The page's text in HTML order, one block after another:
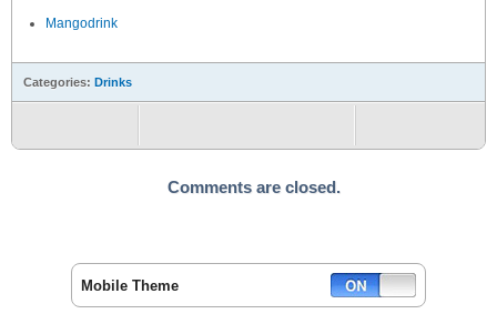
Mangodrink
Categories: Drinks
Comments are closed.
Mobile Theme